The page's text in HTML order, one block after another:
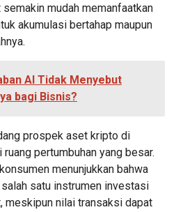
mudah memanfaatkan
akumulasi bertahap maupun
AI Tidak Menyebut
bagi Bisnis?
prospek aset kripto di
pertumbuhan yang besar.
menunjukkan bahwa
satu instrumen investasi
meskipun nilai transaksi dapat